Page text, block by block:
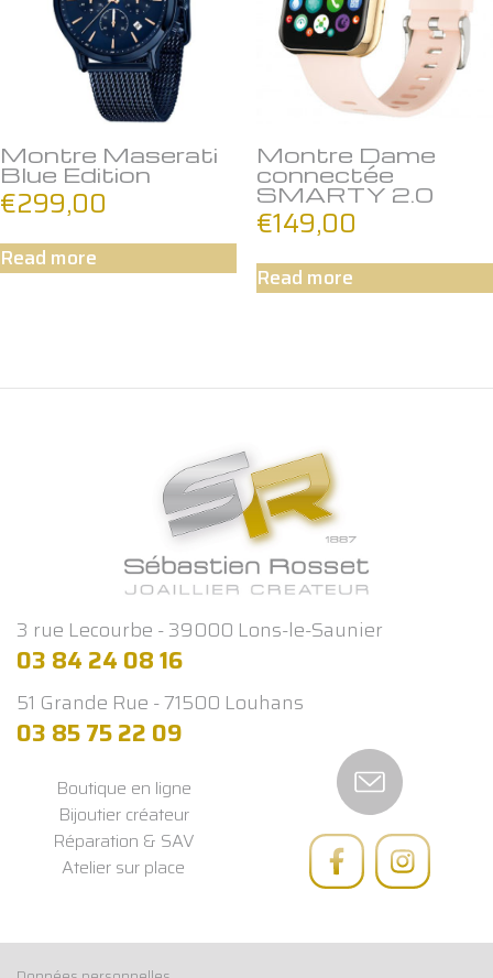
Montre Maserati
Blue Edition
€299,00
Read more
Montre Dame
connectée
SMARTY 2.0
€149,00
Read more
Boutique en ligne
Bijoutier créateur
Réparation & SAV
Atelier sur place
3 rue Lecourbe - 39000 Lons-le-Saunier
03 84 24 08 16
51 Grande Rue - 71500 Louhans
03 85 75 22 09